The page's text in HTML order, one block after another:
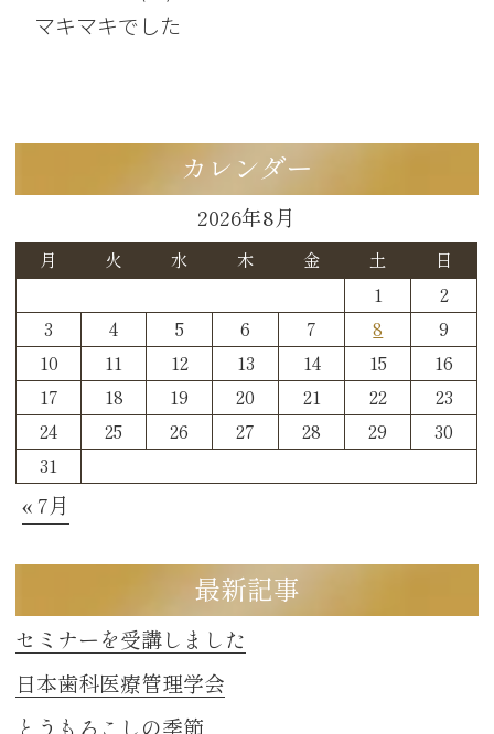
マキマキでした
カレンダー
2026年8月
月 火 水 木 金 土 日
1
2
3
4 5 6 7 8
9
10
11 12 13 14 15
16
17
18 19 20 21 22
23
24
25 26 27 28 29
30
31
« 7月
最新記事
セミナーを受講しました
日本歯科医療管理学会
とうもろこしの季節